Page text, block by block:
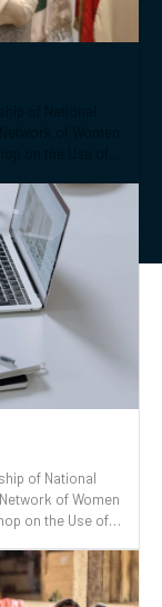
for Monitoring,
Peace, and
of National
of Women
on the Use of
for Monitoring,
Peace, and